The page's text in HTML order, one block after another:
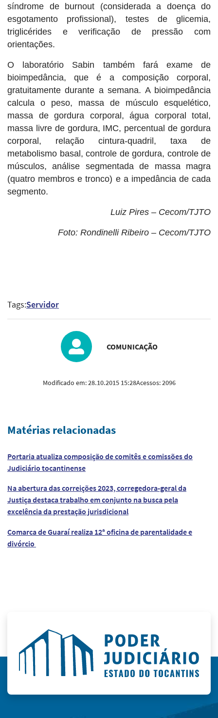
síndrome de burnout (considerada a doença do
esgotamento profissional), testes de glicemia,
triglicérides e verificação de pressão com
orientações.
O laboratório Sabin também fará exame de
bioimpedância, que é a composição corporal,
gratuitamente durante a semana. A bioimpedância
calcula o peso, massa de músculo esquelético,
massa de gordura corporal, água corporal total,
massa livre de gordura, IMC, percentual de gordura
corporal, relação cintura-quadril, taxa de
metabolismo basal, controle de gordura, controle de
músculos, análise segmentada de massa magra
(quatro membros e tronco) e a impedância de cada
segmento.
Luiz Pires – Cecom/TJTO
Foto: Rondinelli Ribeiro – Cecom/TJTO
Tags:Servidor
COMUNICAÇÃO
Modificado em:28.10.2015 15:28Acessos:2096
Matérias relacionadas
Portaria atualiza composição de comitês e comissões do
Judiciário tocantinense
Na abertura das correições 2023, corregedora-geral da
Justiça destaca trabalho em conjunto na busca pela
excelência da prestação jurisdicional
Comarca de Guaraí realiza 12ª oficina de parentalidade e
divórcio